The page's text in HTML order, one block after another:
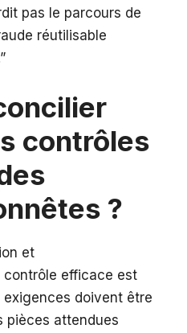
pas le parcours de
réutilisable
contrôles
?
et
contrôle efficace est
doivent être
pièces attendues